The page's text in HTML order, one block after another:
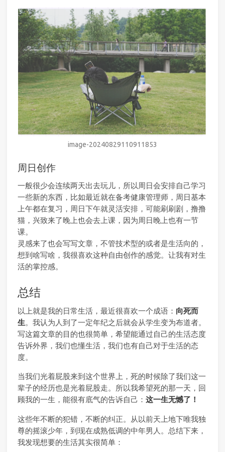
image-20240829110911853
周日创作
一般很少会连续两天出去玩儿，所以周日会安排自己学习
一些新的东西，比如最近就在备考健康管理师，周日基本
上午都在复习，周日下午就灵活安排，可能刷刷剧，撸撸
猫，兴致来了晚上也会去上课，因为周日晚上也有一节
课。
灵感来了也会写写文章，不管技术型的或者是生活向的，
想到啥写啥，我很喜欢这种自由创作的感觉。让我有对生
活的掌控感。
总结
以上就是我的日常生活，最近很喜欢一个成语： 向死而
生。我认为人到了一定年纪之后就会从学生变为布道者。
写这篇文章的目的也很简单，希望能通过自己的生活态度
告诉外界，我们也懂生活，我们也有自己对于生活的态
度。
当我们光着屁股来到这个世界上，死的时候除了我们这一
辈子的经历也是光着屁股走。所以我希望死的那一天，回
顾我的一生，能很有底气的告诉自己： 这一生无憾了！
这些年不断的犯错，不断的纠正。从以前天上地下唯我独
尊的摇滚少年，到现在成熟低调的中年男人。总结下来，
我发现想要的生活其实很简单：